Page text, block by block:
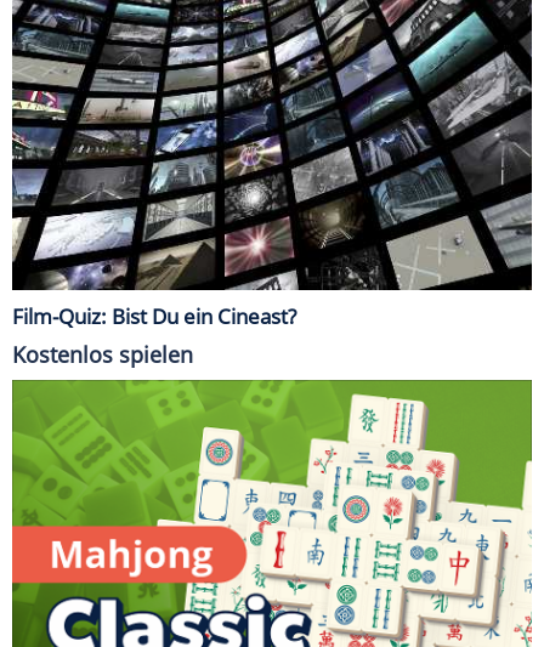
Film-Quiz: Bist Du ein Cineast?
Kostenlos spielen